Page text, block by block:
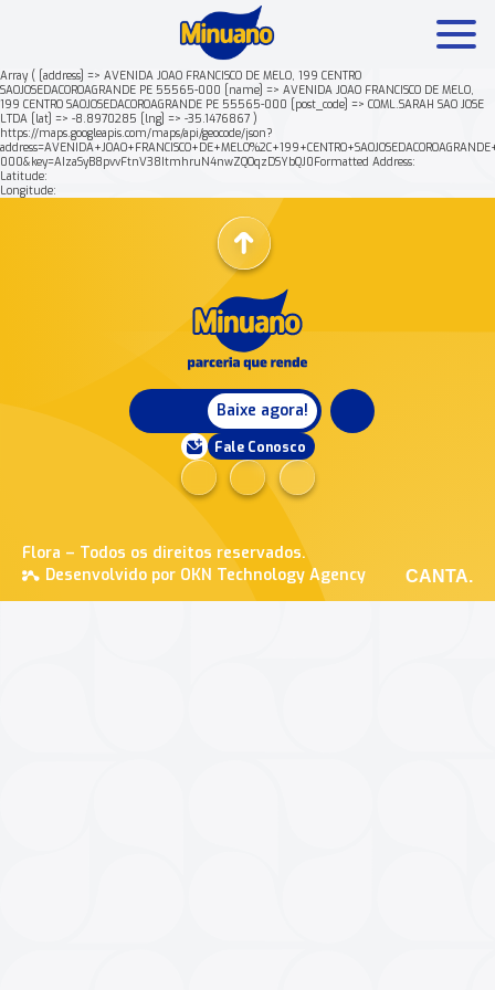
Array ( [address] => AVENIDA JOAO FRANCISCO DE MELO, 199 CENTRO
SAOJOSEDACOROAGRANDE PE 55565-000 [name] => AVENIDA JOAO FRANCISCO DE MELO,
199 CENTRO SAOJOSEDACOROAGRANDE PE 55565-000 [post_code] => COML.SARAH SAO JOSE
LTDA [lat] => -8.8970285 [lng] => -35.1476867 )
https://maps.googleapis.com/maps/api/geocode/json?
000&key=AIzaSyB8pvvFtnV38ItmhruN4nwZQOqzDSYbQJ0Formatted Address:
Latitude:
Longitude:
Baixe agora!
Fale Conosco
Flora – Todos os direitos reservados.
Desenvolvido por OKN Technology Agency
CANTA.
Mais buscados: Produtos Minuano Rende + Nossa